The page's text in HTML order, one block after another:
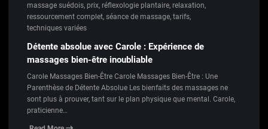
massage suédois, prix, réflexologie plantaire, relaxation,
ressourcement complet, séance de massage, tarifs,
techniques variées
Détente absolue avec Carole : Expérience de
massages bien-être inoubliable
Carole Massages Bien-Être Carole Massages Bien-Être : Une
Parenthèse de Détente Absolue Les bienfaits des massages ne
sont plus à prouver, tant sur le plan physique que mental. Carole,
praticienne…